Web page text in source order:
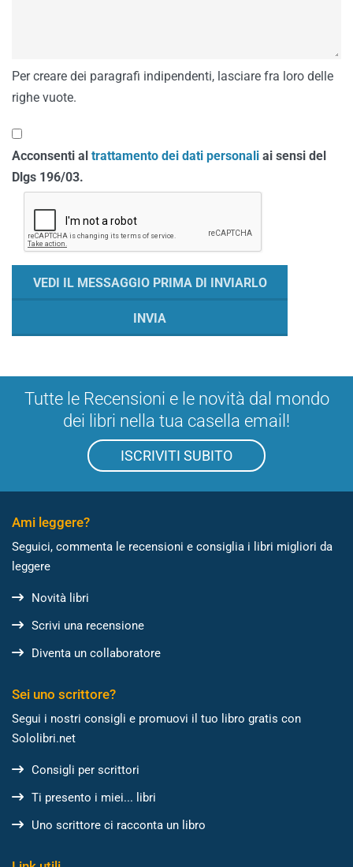
Per creare dei paragrafi indipendenti, lasciare fra loro delle
righe vuote.
Acconsenti al trattamento dei dati personali ai sensi del
Dlgs 196/03.
Tutte le Recensioni e le novità dal mondo
dei libri nella tua casella email!
ISCRIVITI SUBITO
Ami leggere?
Seguici, commenta le recensioni e consiglia i libri migliori da
leggere
Novità libri
Scrivi una recensione
Diventa un collaboratore
Sei uno scrittore?
Segui i nostri consigli e promuovi il tuo libro gratis con
Sololibri.net
Consigli per scrittori
Ti presento i miei... libri
Uno scrittore ci racconta un libro